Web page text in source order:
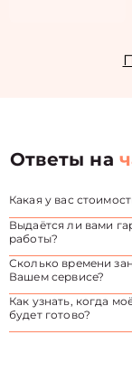
Ответы на
Какая у вас
Выдаётся ли вами
работы?
Сколько времени
Вашем сервисе?
Как узнать, когда
будет готово?